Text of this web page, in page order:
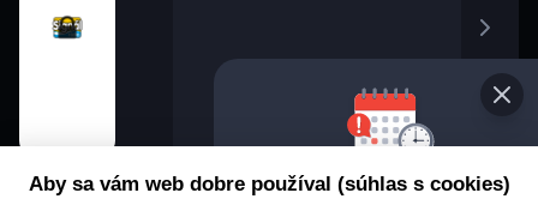
Aby sa vám web dobre používal (súhlas s cookies)